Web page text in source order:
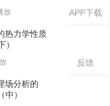
APP下载
反馈
放
热力学性质
）
场分析的
中）